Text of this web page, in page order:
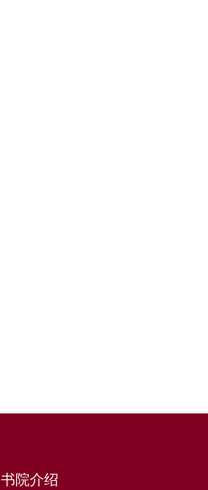
书院介绍